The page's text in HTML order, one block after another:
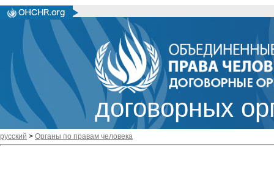
договорных
русский > Органы по правам человека